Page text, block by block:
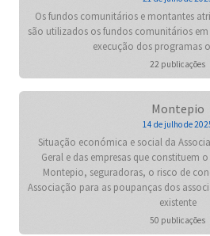
Os fundos comunitários e montantes
são utilizados os fundos comunitários
execução dos programas
22 publicações
Montepio
14 de julho de
Situação económica e social da
Geral e das empresas que constituem
Montepio, seguradoras, o risco de
Associação para as poupanças dos
existente
50 publicações